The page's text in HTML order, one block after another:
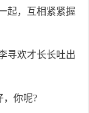
起，互相紧紧握
寻欢才长长吐出
，你呢?